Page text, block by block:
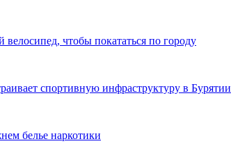
чтобы покататься по городу
спортивную инфраструктуру в Бурятии
белье наркотики